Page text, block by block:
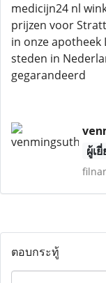
medicijn24 nl
prijzen voor
in onze apotheek
steden in
gegarandeerd
ผู้เ
ตอบกระทู้